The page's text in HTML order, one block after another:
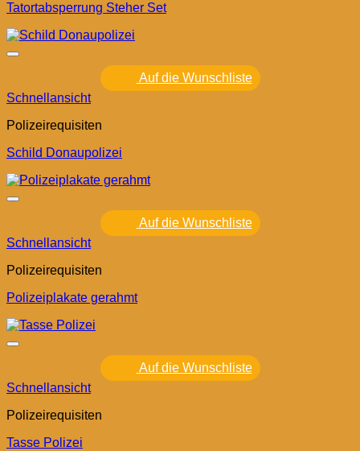
Tatortabsperrung Steher Set
Auf die Wunschliste
Schnellansicht
Polizeirequisiten
Schild Donaupolizei
Auf die Wunschliste
Schnellansicht
Polizeirequisiten
Polizeiplakate gerahmt
Auf die Wunschliste
Schnellansicht
Polizeirequisiten
Tasse Polizei